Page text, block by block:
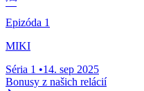
Epizóda 1
MIKI
Séria 1 •14. sep 2025
Bonusy z našich relácií